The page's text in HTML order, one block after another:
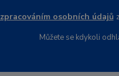
zpracováním osobních údajů
Můžete se kdykoli